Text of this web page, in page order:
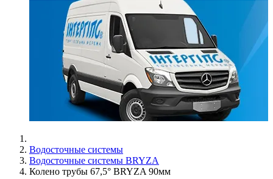
Водосточные системы
Водосточные системы BRYZA
Колено трубы 67,5° BRYZA 90мм